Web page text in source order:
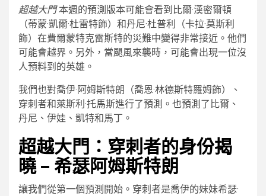
超越大門本週的預測版本可能會看到比爾·漢密爾頓
（蒂蒙·凱爾·杜雷特飾）和丹尼·杜普利（卡拉·莫斯利
飾）在費爾蒙特克雷斯特的災難中變得非常接近。他們
可能會越界。另外，當颶風來襲時，可能會出現一位沒
人預料到的英雄。
我們也對喬伊·阿姆斯特朗（喬恩·林德斯特羅姆飾）、
穿刺者和萊斯利·托馬斯進行了預測。也預測了比爾、
丹尼、伊娃、凱特和馬丁。
超越大門：穿刺者的身份揭
曉 – 希瑟阿姆斯特朗
讓我們從第一個預測開始。穿刺者是喬伊的妹妹希瑟·